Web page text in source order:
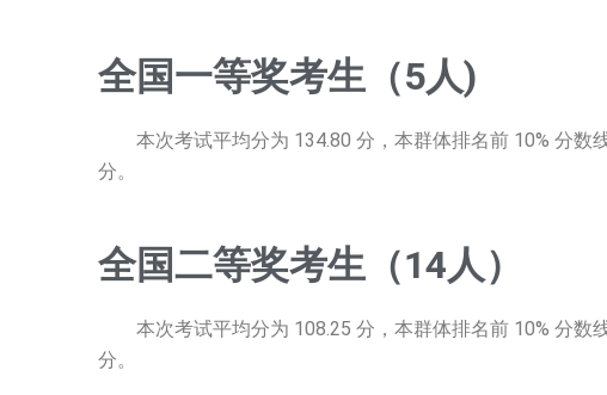
全国一等奖考生（5人)
本次考试平均分为 134.80 分，本群体排名前 10% 分数
分。
全国二等奖考生（14人）
本次考试平均分为 108.25 分，本群体排名前 10% 分数
分。